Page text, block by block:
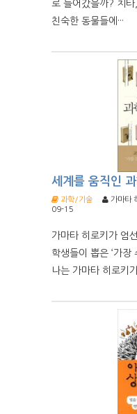
로 들어갔을까? 치
친숙한 동물들에···
세계를 움직인
과학/기술 가마타
09-15
가마타 히로키가 엄
학생들이 뽑은 ‘가장
나는 가마타 히로키